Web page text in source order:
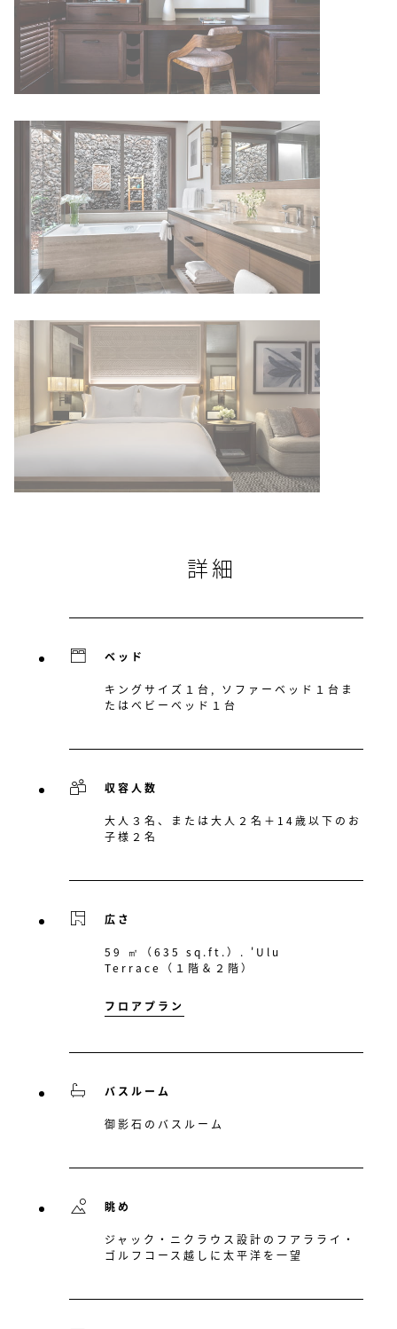
詳細
ベッド
キングサイズ１台, ソファーベッド１台ま
たはベビーベッド１台
収容人数
大人３名、または大人２名＋14歳以下のお
子様２名
広さ
59 ㎡（635 sq.ft.）. 'Ulu
Terrace（１階＆２階）
フロアプラン
バスルーム
御影石のバスルーム
眺め
ジャック・ニクラウス設計のフアラライ・
ゴルフコース越しに太平洋を一望